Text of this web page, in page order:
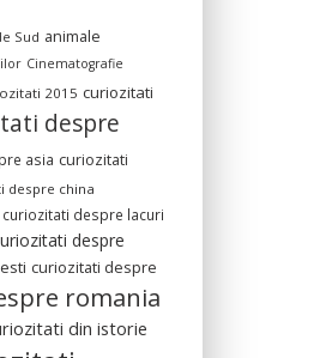
Sud animale
Cinematografie
2015 curiozitati
despre
asia curiozitati
despre china
curiozitati despre lacuri
despre
curiozitati despre
romania
din istorie